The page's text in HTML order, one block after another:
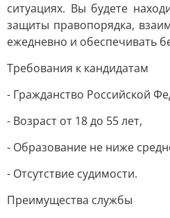
ситуациях. Вы будете
защиты правопорядка,
ежедневно и обеспечивать
Требования к кандидатам
- Гражданство Российской
- Возраст от 18 до 55 лет,
- Образование не ниже
- Отсутствие судимости.
Преимущества службы